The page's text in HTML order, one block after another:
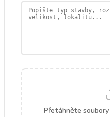
Přetáhněte